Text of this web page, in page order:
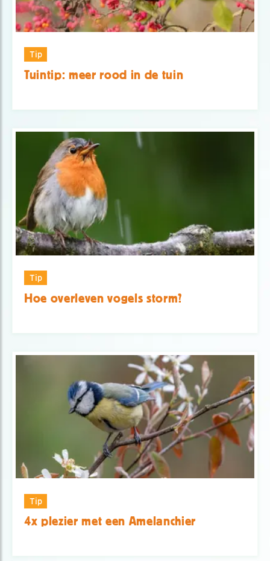
Tip
Tuintip: meer rood in de tuin
Tip
Hoe overleven vogels storm?
Tip
4x plezier met een Amelanchier